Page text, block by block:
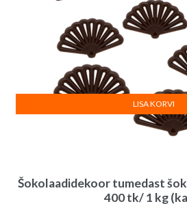
Šokolaadidekoor tumedast
400 tk/ 1 kg
LISA KORVI